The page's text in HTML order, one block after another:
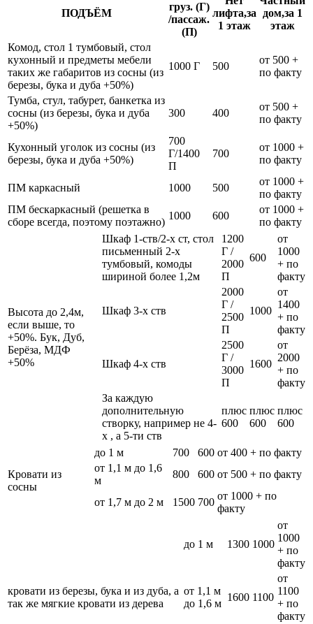
ПОДЪЁМ
груз. (Г)
/пассаж.
(П)
лифта,за
1 этаж
дом,за 1
этаж
Комод, стол 1 тумбовый, стол
кухонный и предметы мебели
таких же габаритов из сосны (из
березы, бука и дуба +50%)
1000 Г 500
от 500 +
по факту
Тумба, стул, табурет, банкетка из
сосны (из березы, бука и дуба
+50%)
300 400
от 500 +
по факту
Кухонный уголок из сосны (из
березы, бука и дуба +50%)
700
Г/1400
П
700
от 1000 +
по факту
ПМ каркасный 1000 500
от 1000 +
по факту
ПМ бескаркасный (решетка в
сборе всегда, поэтому поэтажно)
1000 600
от 1000 +
по факту
Высота до 2,4м,
если выше, то
+50%. Бук, Дуб,
Берёза, МДФ
+50%
Шкаф 1-ств/2-х ст, стол
письменный 2-х
тумбовый, комоды
шириной более 1,2м
1200
Г /
2000
П
600
от
1000
+ по
факту
Шкаф 3-х ств
2000
Г /
2500
П
1000
от
1400
+ по
факту
Шкаф 4-х ств
2500
Г /
3000
П
1600
от
2000
+ по
факту
За каждую
дополнительную
створку, например не 4-
х , а 5-ти ств
плюс
600
плюс
600
плюс
600
Кровати из
сосны
до 1 м 700 600 от 400 + по факту
от 1,1 м до 1,6
м
800 600 от 500 + по факту
от 1,7 м до 2 м 1500 700
от 1000 + по
факту
кровати из березы, бука и из дуба, а
так же мягкие кровати из дерева
до 1 м 1300 1000
от
1000
+ по
факту
от 1,1 м
до 1,6 м
1600 1100
от
1100
+ по
факту